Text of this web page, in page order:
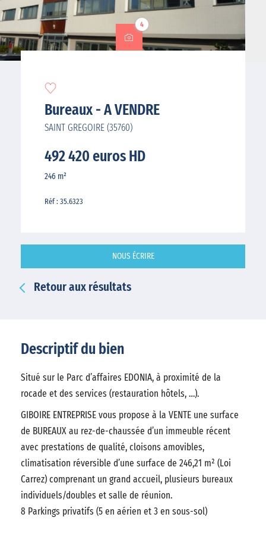
4
Bureaux - A VENDRE
SAINT GREGOIRE (35760)
492 420 euros HD
246 m²
Réf : 35.6323
NOUS ÉCRIRE
Retour aux résultats
Descriptif du bien
Situé sur le Parc d’affaires EDONIA, à proximité de la
rocade et des services (restauration hôtels, …).
GIBOIRE ENTREPRISE vous propose à la VENTE une surface
de BUREAUX au rez-de-chaussée d’un immeuble récent
avec prestations de qualité, cloisons amovibles,
climatisation réversible d’une surface de 246,21 m² (Loi
Carrez) comprenant un grand accueil, plusieurs bureaux
individuels/doubles et salle de réunion.
8 Parkings privatifs (5 en aérien et 3 en sous-sol)